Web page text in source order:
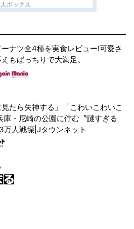
ボックス
ーナツ全4種を実食レビュー!可愛さ
もばっちりで大満足。
見たら失神する」「こわいこわいこ
庫・尼崎の公園に佇む〝謎すぎる
万人戦慄|Jタウンネット